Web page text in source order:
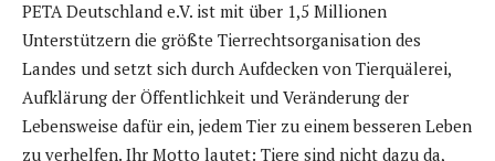
PETA Deutschland e.V. ist mit über 1,5 Millionen
Unterstützern die größte Tierrechtsorganisation des
Landes und setzt sich durch Aufdecken von Tierquälerei,
Aufklärung der Öffentlichkeit und Veränderung der
Lebensweise dafür ein, jedem Tier zu einem besseren Leben
zu verhelfen. Ihr Motto lautet: Tiere sind nicht dazu da,